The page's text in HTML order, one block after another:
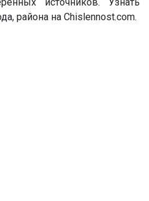
района на Chislennost.com.